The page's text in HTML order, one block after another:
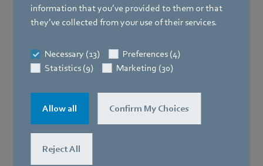
information that you’ve provided to them or that
they’ve collected from your use of their services.
Necessary (13)
Preferences (4)
Statistics (9)
Marketing (30)
Allow all Confirm My Choices
Reject All